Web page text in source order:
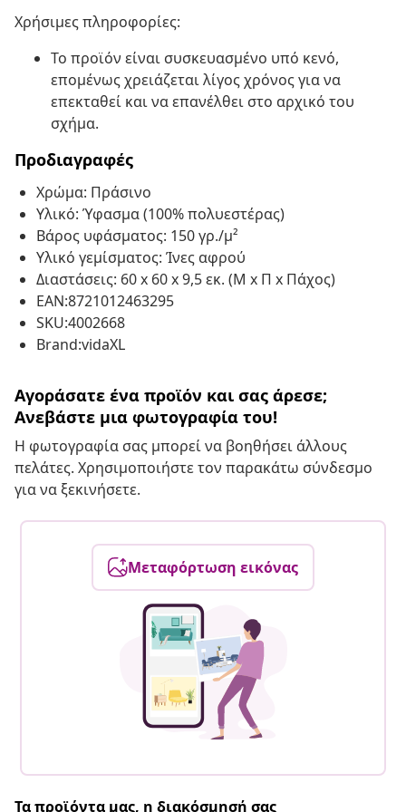
Χρήσιμες πληροφορίες:
Το προϊόν είναι συσκευασμένο υπό κενό,
επομένως χρειάζεται λίγος χρόνος για να
επεκταθεί και να επανέλθει στο αρχικό του
σχήμα.
Προδιαγραφές
Χρώμα: Πράσινο
Υλικό: Ύφασμα (100% πολυεστέρας)
Βάρος υφάσματος: 150 γρ./μ²
Υλικό γεμίσματος: Ίνες αφρού
Διαστάσεις: 60 x 60 x 9,5 εκ. (Μ x Π x Πάχος)
EAN:8721012463295
SKU:4002668
Brand:vidaXL
Αγοράσατε ένα προϊόν και σας άρεσε;
Ανεβάστε μια φωτογραφία του!
Η φωτογραφία σας μπορεί να βοηθήσει άλλους
πελάτες. Χρησιμοποιήστε τον παρακάτω σύνδεσμο
για να ξεκινήσετε.
Μεταφόρτωση εικόνας
Τα προϊόντα μας, η διακόσμησή σας